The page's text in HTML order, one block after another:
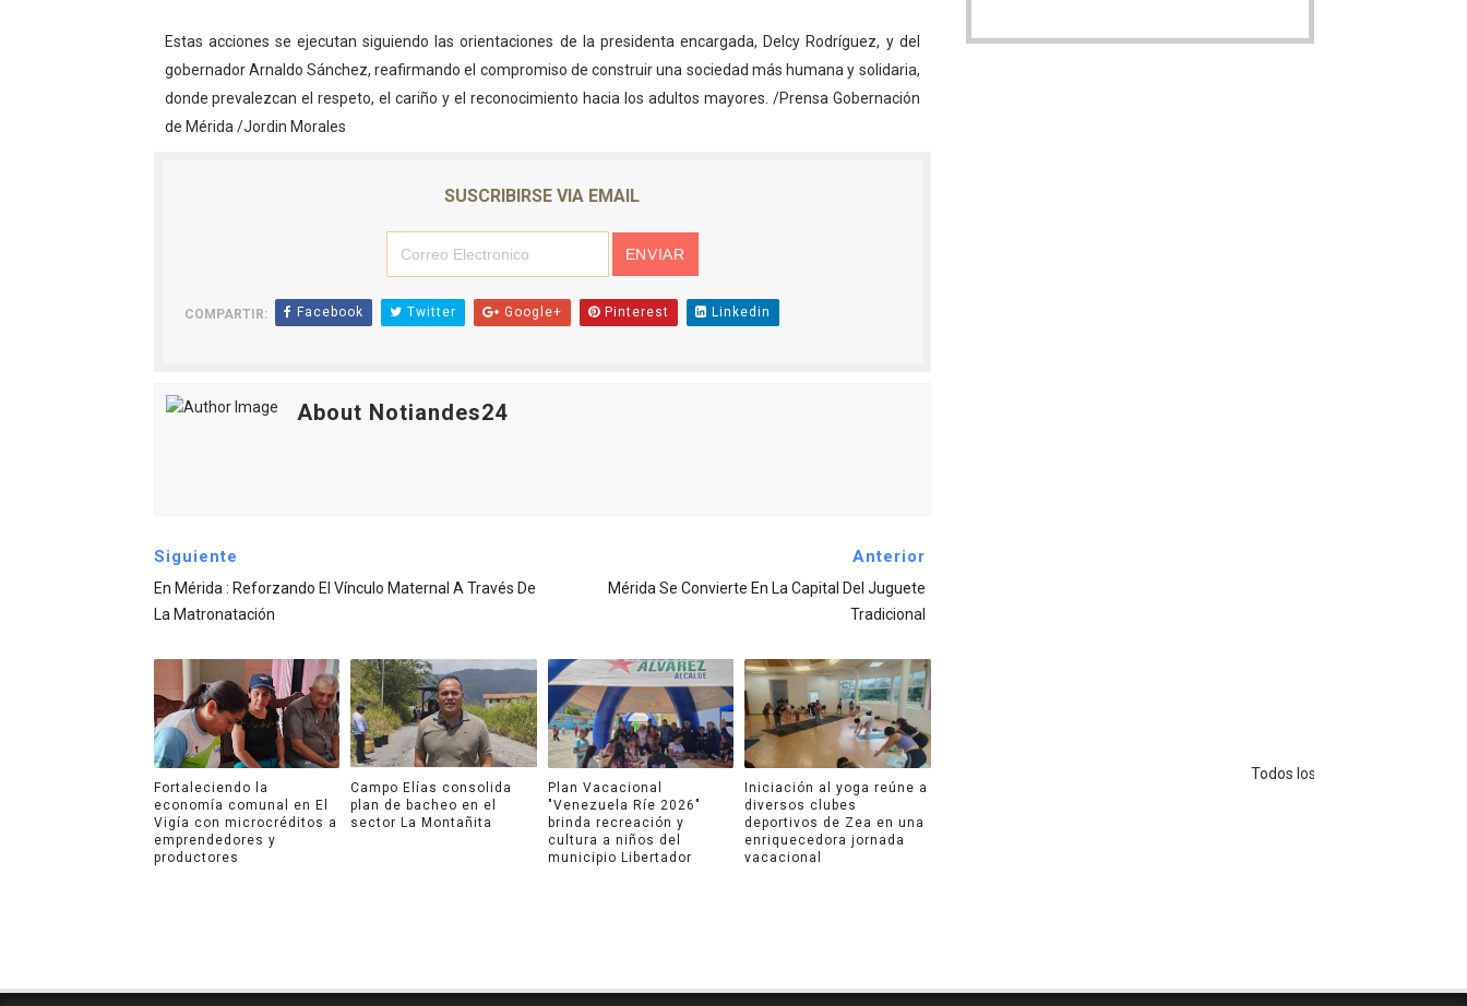
Estas acciones se ejecutan siguiendo las orientaciones de la presidenta encargada, Delcy Rodríguez, y del
gobernador Arnaldo Sánchez, reafirmando el compromiso de construir una sociedad más humana y solidaria,
donde prevalezcan el respeto, el cariño y el reconocimiento hacia los adultos mayores. /Prensa Gobernación
de Mérida /Jordin Morales
SUSCRIBIRSE VIA EMAIL
COMPARTIR: Facebook Twitter Google+ Pinterest Linkedin
About Notiandes24
Siguiente
En Mérida : Reforzando El Vínculo Maternal A Través De
La Matronatación
Anterior
Mérida Se Convierte En La Capital Del Juguete
Tradicional
Fortaleciendo la
economía comunal en El
Vigía con microcréditos a
emprendedores y
productores
Campo Elías consolida
plan de bacheo en el
sector La Montañita
Plan Vacacional
"Venezuela Ríe 2026"
brinda recreación y
cultura a niños del
municipio Libertador
Iniciación al yoga reúne a
diversos clubes
deportivos de Zea en una
enriquecedora jornada
vacacional
Todos los Derechos Reservados -